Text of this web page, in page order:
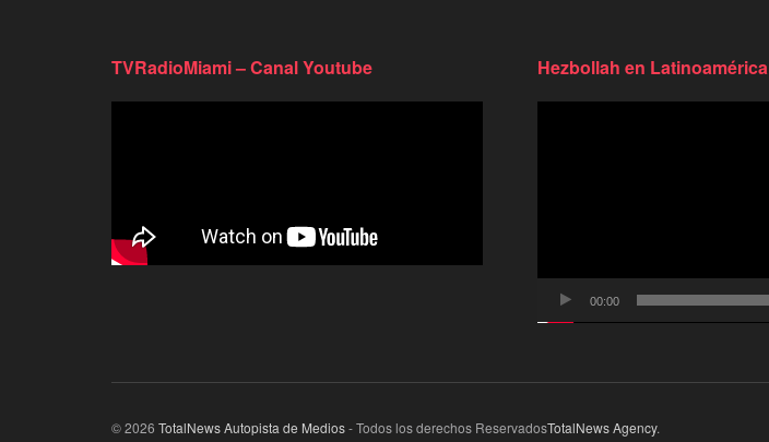
TVRadioMiami – Canal Youtube Hezbollah en Latinoamérica
00:00
© 2026 TotalNews Autopista de Medios- Todos los derechos ReservadosTotalNews Agency.